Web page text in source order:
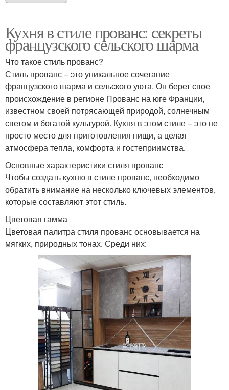
Кухня в стиле прованс: секреты
французского сельского шарма
Что такое стиль прованс?
Стиль прованс – это уникальное сочетание
французского шарма и сельского уюта. Он берет свое
происхождение в регионе Прованс на юге Франции,
известном своей потрясающей природой, солнечным
светом и богатой культурой. Кухня в этом стиле – это не
просто место для приготовления пищи, а целая
атмосфера тепла, комфорта и гостеприимства.
Основные характеристики стиля прованс
Чтобы создать кухню в стиле прованс, необходимо
обратить внимание на несколько ключевых элементов,
которые составляют этот стиль.
Цветовая гамма
Цветовая палитра стиля прованс основывается на
мягких, природных тонах. Среди них: